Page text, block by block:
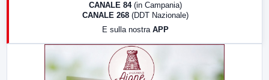
CANALE 84 (in Campania)
CANALE 268 (DDT Nazionale)
E sulla nostra APP